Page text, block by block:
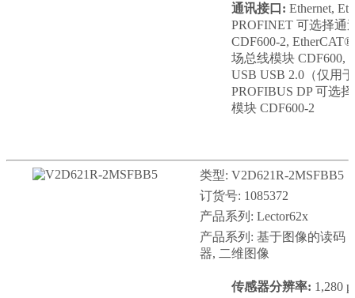
通讯接口: Ethernet,
PROFINET 可选择通
CDF600-2,
场总线模块 CDF600,
USB USB 2.0（仅用
PROFIBUS DP 可选
模块 CDF600-2
类型: V2D621R-2MSFBB5
订货号: 1085372
产品系列: Lector62x
产品系列: 基于图像的读码
器, 二维图像
传感器分辨率: 1,280